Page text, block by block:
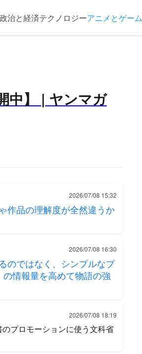
政治と経済テクノロジーアニメとゲーム
中】 | ヤンマガ
2026/07/08 15:32
作品の理解度が全然違うか
2026/07/08 16:30
のではなく、シンプルなプ
情報量を高めて物語の強
2026/07/08 18:19
プロモーションに使う文科省